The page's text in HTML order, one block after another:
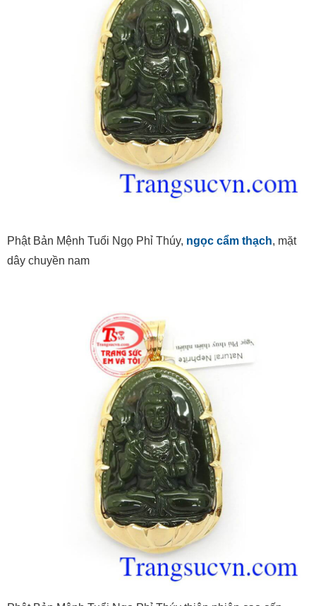
Phật Bản Mệnh Tuổi Ngọ Phỉ Thúy, ngọc cẩm thạch, mặt
dây chuyền nam